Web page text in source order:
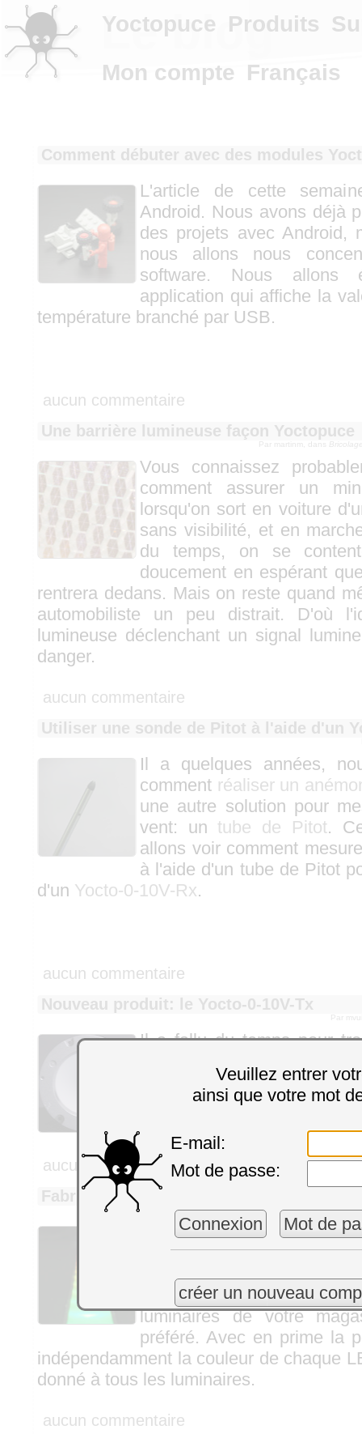
Veuillez entrer
ainsi que votre mot
E-mail:
Mot de passe:
Connexion Mot de
créer un nouveau
Le blog
Comment débuter avec des modules
L'article de cette
Android. Nous avons déjà
des projets avec Android,
nous allons nous
software. Nous allons
application qui affiche la
température branché par USB.
aucun commentaire
Une barrière lumineuse façon Yoctopuce
Par martinm, dans
Vous connaissez
comment assurer un
lorsqu'on sort en voiture
sans visibilité, et en
du temps, on se
doucement en espérant
rentrera dedans. Mais on reste quand
automobiliste un peu distrait. D'où
lumineuse déclenchant un signal
danger.
aucun commentaire
Utiliser une sonde de Pitot à l'aide d'un
Il a quelques années,
comment réaliser un
une autre solution pour
vent: un tube de Pitot.
allons voir comment
à l'aide d'un tube de Pitot
d'un Yocto-0-10V-Rx.
aucun commentaire
Nouveau produit: le Yocto-0-10V-Tx
Par
Il a fallu du temps pour
sommes enfin en mesure
dernier membre de
aucun commentaire
Fabriquer un rail lumineux
Par martinm, dans
Cette semaine on se
comment construire
à LEDs. Quelque chose
que ce que vous
luminaires de votre
préféré. Avec en prime la
indépendamment la couleur de chaque
donné à tous les luminaires.
aucun commentaire
Yoctopuce Produits
Mon compte Français